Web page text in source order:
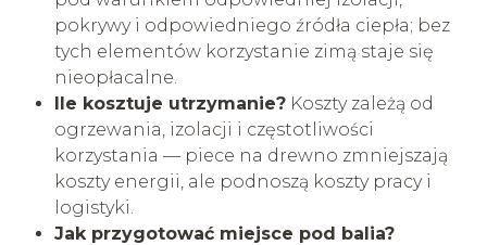
pokrywy i odpowiedniego źródła ciepła; bez
tych elementów korzystanie zimą staje się
nieopłacalne.
Ile kosztuje utrzymanie?Koszty zależą od
ogrzewania, izolacji i częstotliwości
korzystania — piece na drewno zmniejszają
koszty energii, ale podnoszą koszty pracy i
logistyki.
Jak przygotować miejsce pod balia?